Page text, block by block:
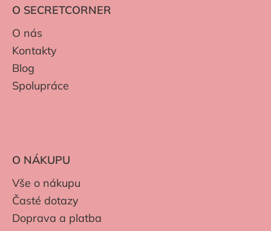
O SECRETCORNER
O nás
Kontakty
Blog
Spolupráce
O NÁKUPU
Vše o nákupu
Časté dotazy
Doprava a platba